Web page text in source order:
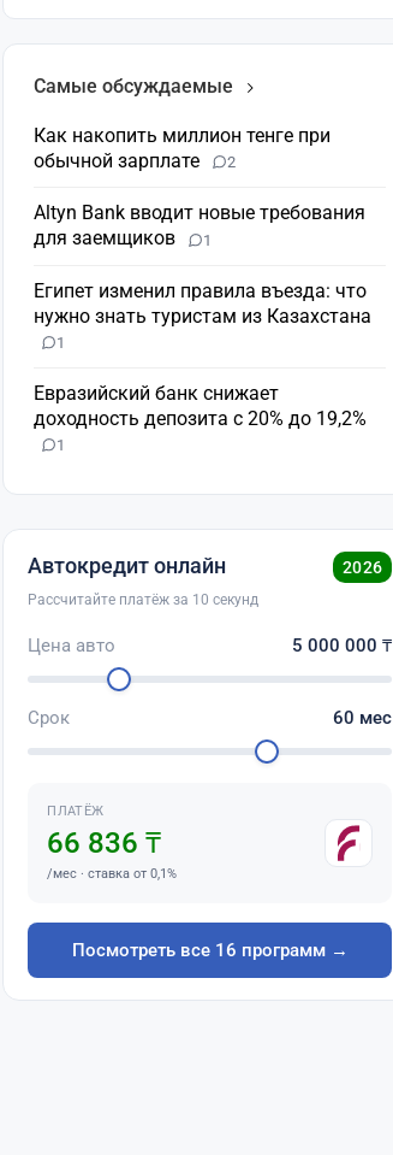
Самые обсуждаемые
Как накопить миллион тенге при
обычной зарплате
2
Altyn Bank вводит новые требования
для заемщиков
1
Египет изменил правила въезда: что
нужно знать туристам из Казахстана
1
Евразийский банк снижает
доходность депозита с 20% до 19,2%
1
Автокредит онлайн 2026
Рассчитайте платёж за 10 секунд
Цена авто 5 000 000 ₸
Срок 60 мес
ПЛАТЁЖ
66 836 ₸
/мес · ставка от 0,1%
Посмотреть все 16 программ →